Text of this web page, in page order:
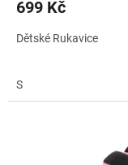
699 Kč
Dětské Rukavice
S